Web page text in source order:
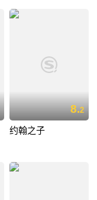
8.2
约翰之子